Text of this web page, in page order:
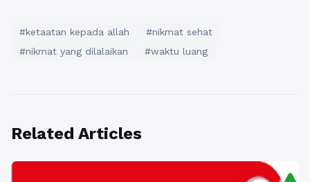
#ketaatan kepada allah
#nikmat sehat
#nikmat yang dilalaikan
#waktu luang
Related Articles